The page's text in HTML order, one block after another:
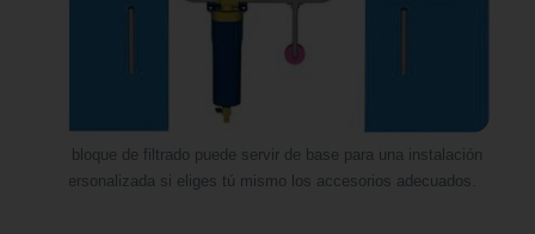
El bloque de filtrado puede servir de base para una instalación
personalizada si eliges tú mismo los accesorios adecuados.